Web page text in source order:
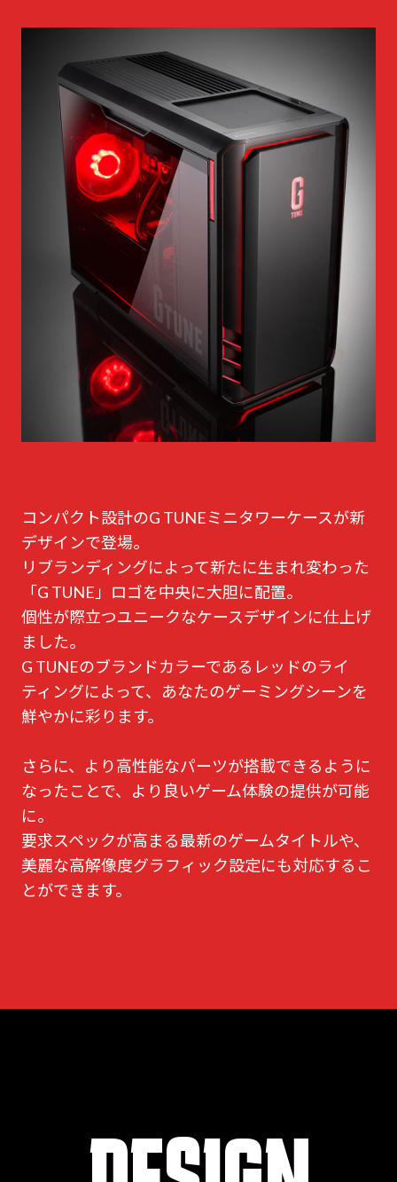
コンパクト設計のG TUNEミニタワーケースが新
デザインで登場。
リブランディングによって新たに生まれ変わった
「G TUNE」ロゴを中央に大胆に配置。
個性が際立つユニークなケースデザインに仕上げ
ました。
G TUNEのブランドカラーであるレッドのライ
ティングによって、あなたのゲーミングシーンを
鮮やかに彩ります。
さらに、より高性能なパーツが搭載できるように
なったことで、より良いゲーム体験の提供が可能
に。
要求スペックが高まる最新のゲームタイトルや、
美麗な高解像度グラフィック設定にも対応するこ
とができます。